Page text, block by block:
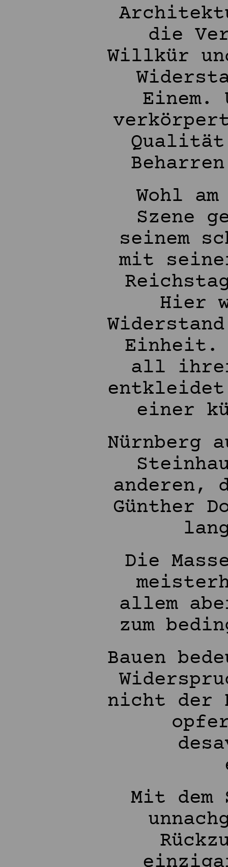
die
Willkür
Einem.
Wohl
Szene
seinem
mit
Hier
Einheit.
all
einer
Nürnberg
anderen,
Günther
Die
allem
zum
Bauen
nicht der
Mit